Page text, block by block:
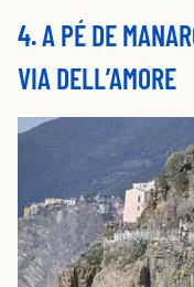
4. A PÉ DE
VIA DELL’AMORE